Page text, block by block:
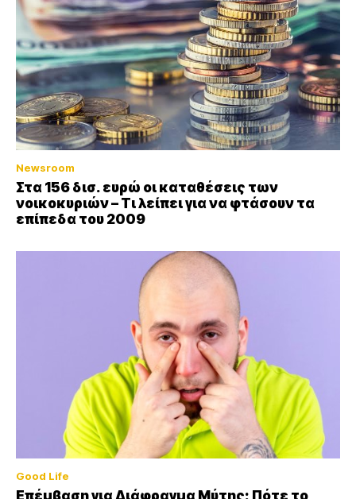
Newsroom
Στα 156 δισ. ευρώ οι καταθέσεις των
νοικοκυριών – Τι λείπει για να φτάσουν τα
επίπεδα του 2009
Good Life